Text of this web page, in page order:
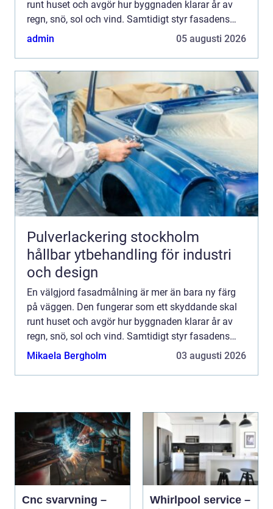
runt huset och avgör hur byggnaden klarar år av
regn, snö, sol och vind. Samtidigt styr fasadens
kul&o...
admin 05 augusti 2026
Pulverlackering stockholm
hållbar ytbehandling för industri
och design
En välgjord fasadmålning är mer än bara ny färg
på väggen. Den fungerar som ett skyddande skal
runt huset och avgör hur byggnaden klarar år av
regn, snö, sol och vind. Samtidigt styr fasadens
kul&o...
Mikaela Bergholm 03 augusti 2026
Cnc svarvning –
Whirlpool service –